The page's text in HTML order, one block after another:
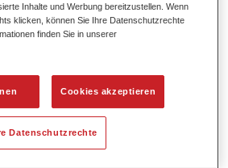
und schnelle Verarbeitung in 1,5
Trocknungszeiten.
Decklackstand.
Anforderungen.
Inhalte und Werbung bereitzustellen. Wenn
klicken, können Sie Ihre Datenschutzrechte
finden Sie in unserer
Cookies akzeptieren
Datenschutzrechte